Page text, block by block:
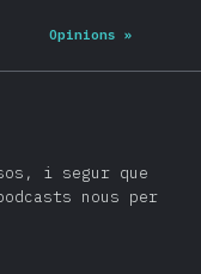
Opinions »
i segur que
nous per